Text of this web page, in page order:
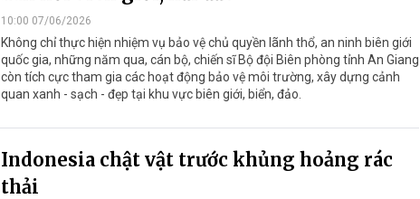
10:00 07/06/2026
Không chỉ thực hiện nhiệm vụ bảo vệ chủ quyền lãnh thổ, an ninh biên giới
quốc gia, những năm qua, cán bộ, chiến sĩ Bộ đội Biên phòng tỉnh An Giang
còn tích cực tham gia các hoạt động bảo vệ môi trường, xây dựng cảnh
quan xanh - sạch - đẹp tại khu vực biên giới, biển, đảo.
Indonesia chật vật trước khủng hoảng rác
thải